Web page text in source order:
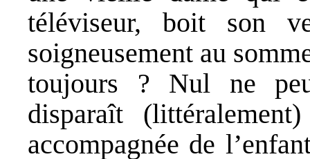
téléviseur, boit son
soigneusement au
toujours ? Nul ne
disparaît
accompagnée de